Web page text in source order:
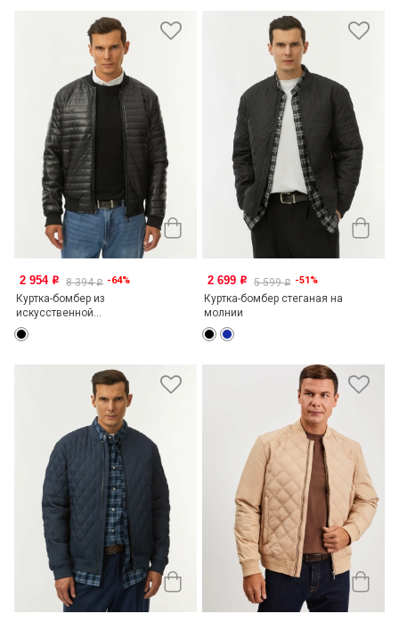
2 954 o 8 394o -64%
Куртка-бомбер из
искусственной...
2 699 o 5 599o -51%
Куртка-бомбер стеганая на
молнии